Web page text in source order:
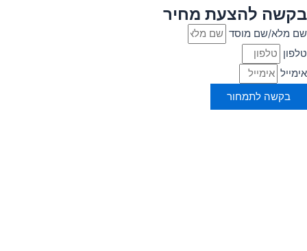
בקשה להצעת מחיר
שם מלא/שם מוסד
טלפון
אימייל
בקשה לתמחור